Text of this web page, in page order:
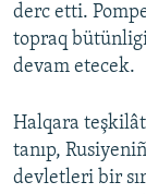
derc etti.
topraq
devam etecek.
Halqara
tanıp,
devletleri bir